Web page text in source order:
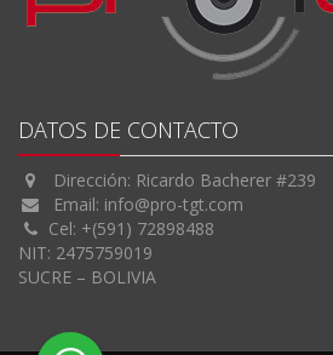
DATOS DE CONTACTO
Dirección: Ricardo Bacherer #239
Email: info@pro-tgt.com
Cel: +(591) 72898488
NIT: 2475759019
SUCRE – BOLIVIA